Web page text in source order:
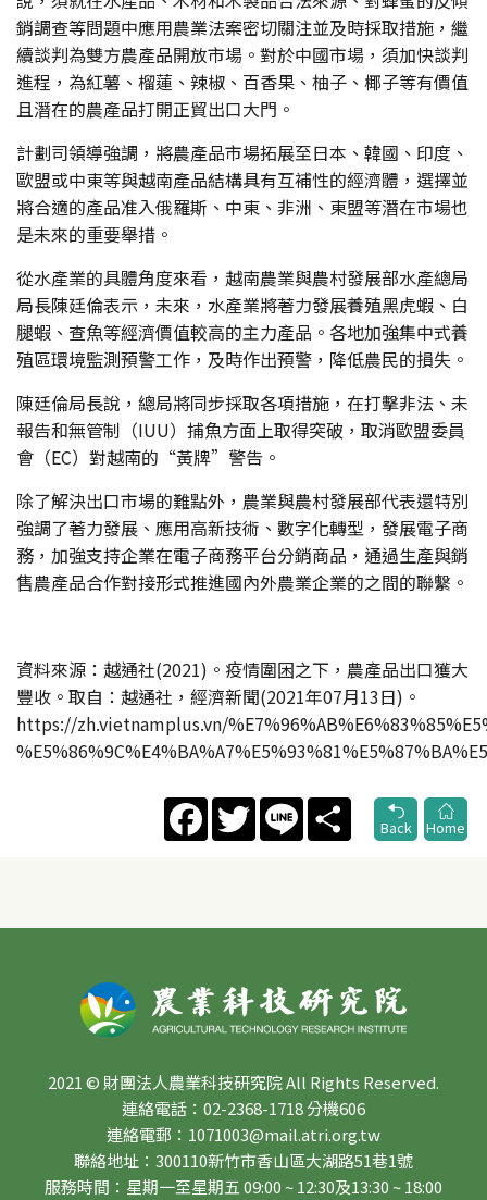
銷調查等問題中應用農業法案密切關注並及時採取措施，繼
續談判為雙方農產品開放市場。對於中國市場，須加快談判
進程，為紅薯、榴蓮、辣椒、百香果、柚子、椰子等有價值
且潛在的農產品打開正貿出口大門。
計劃司領導強調，將農產品市場拓展至日本、韓國、印度、
歐盟或中東等與越南產品結構具有互補性的經濟體，選擇並
將合適的產品准入俄羅斯、中東、非洲、東盟等潛在市場也
是未來的重要舉措。
從水產業的具體角度來看，越南農業與農村發展部水產總局
局長陳廷倫表示，未來，水產業將著力發展養殖黑虎蝦、白
腿蝦、查魚等經濟價值較高的主力產品。各地加強集中式養
殖區環境監測預警工作，及時作出預警，降低農民的損失。
陳廷倫局長說，總局將同步採取各項措施，在打擊非法、未
報告和無管制（IUU）捕魚方面上取得突破，取消歐盟委員
會（EC）對越南的“黃牌”警告。
除了解決出口市場的難點外，農業與農村發展部代表還特別
強調了著力發展、應用高新技術、數字化轉型，發展電子商
務，加強支持企業在電子商務平台分銷商品，通過生產與銷
售農產品合作對接形式推進國內外農業企業的之間的聯繫。
資料來源：越通社(2021)。疫情圍困之下，農產品出口獲大
豐收。取自：越通社，經濟新聞(2021年07月13日)。
https://zh.vietnamplus.vn/
FacebookTwitter Line
Share
Back
Home
2021 © 財團法人農業科技研究院 All Rights Reserved.
連絡電話：02-2368-1718 分機606
連絡電郵：1071003@mail.atri.org.tw
聯絡地址：300110新竹市香山區大湖路51巷1號
服務時間：星期一至星期五 09:00 ~ 12:30及13:30 ~ 18:00